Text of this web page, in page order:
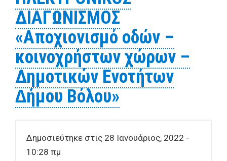
ΔΙΑΓΩΝΙΣΜΟΣ
«Αποχιονισμό οδών –
κοινοχρήστων χώρων –
Δημοτικών Ενοτήτων
∆ήμου Βόλου»
Δημοσιεύτηκε στις 28 Ιανουάριος, 2022 -
10:28 πμ